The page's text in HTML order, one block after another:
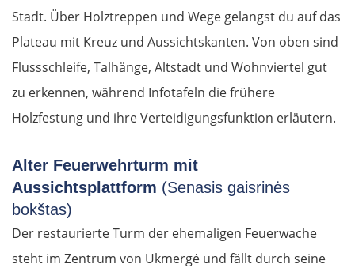
Stadt. Über Holztreppen und Wege gelangst du auf das
Plateau mit Kreuz und Aussichtskanten. Von oben sind
Flussschleife, Talhänge, Altstadt und Wohnviertel gut
zu erkennen, während Infotafeln die frühere
Holzfestung und ihre Verteidigungsfunktion erläutern.
Alter Feuerwehrturm mit
Aussichtsplattform (Senasis gaisrinės
bokštas)
Der restaurierte Turm der ehemaligen Feuerwache
steht im Zentrum von Ukmergė und fällt durch seine